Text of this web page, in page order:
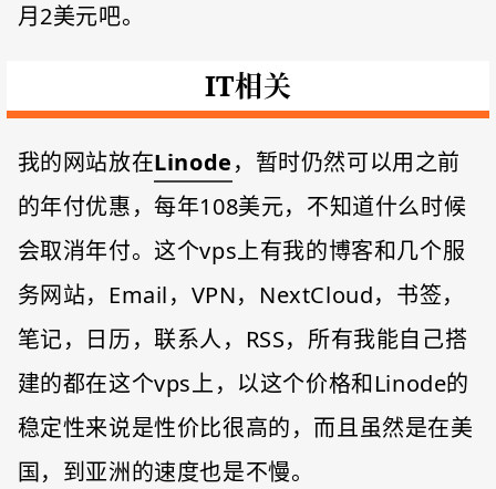
月2美元吧。
IT相关
我的网站放在Linode，暂时仍然可以用之前
的年付优惠，每年108美元，不知道什么时候
会取消年付。这个vps上有我的博客和几个服
务网站，Email，VPN，NextCloud，书签，
笔记，日历，联系人，RSS，所有我能自己搭
建的都在这个vps上，以这个价格和Linode的
稳定性来说是性价比很高的，而且虽然是在美
国，到亚洲的速度也是不慢。